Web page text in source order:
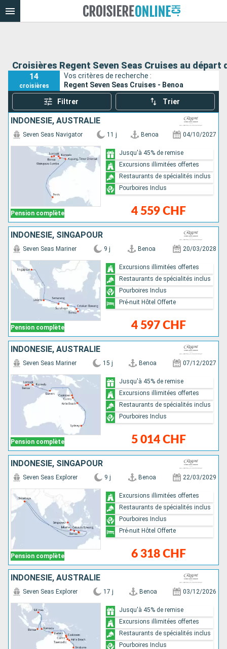
Croisières Regent Seven Seas Cruises au départ
14
croisières
Vos critères de recherche :
Regent Seven Seas Cruises - Benoa
Filtrer Trier
INDONÉSIE, AUSTRALIE
Pension complète
Seven Seas Navigator 11 j Benoa 04/10/2027
4 559 CHF
Jusqu'à 45% de remise
Excursions illimitées offertes
Restaurants de spécialités inclus
Pourboires Inclus
INDONÉSIE, SINGAPOUR
Pension complète
Seven Seas Mariner 9 j Benoa 20/03/2028
4 597 CHF
Excursions illimitées offertes
Restaurants de spécialités inclus
Pourboires Inclus
Pré-nuit Hôtel Offerte
INDONÉSIE, AUSTRALIE
Pension complète
Seven Seas Mariner 15 j Benoa 07/12/2027
5 014 CHF
Jusqu'à 45% de remise
Excursions illimitées offertes
Restaurants de spécialités inclus
Pourboires Inclus
INDONÉSIE, SINGAPOUR
Pension complète
Seven Seas Explorer 9 j Benoa 22/03/2029
6 318 CHF
Excursions illimitées offertes
Restaurants de spécialités inclus
Pourboires Inclus
Pré-nuit Hôtel Offerte
INDONÉSIE, AUSTRALIE
Seven Seas Explorer 17 j Benoa 03/12/2026
Jusqu'à 45% de remise
Excursions illimitées offertes
Restaurants de spécialités inclus
Pourboires Inclus